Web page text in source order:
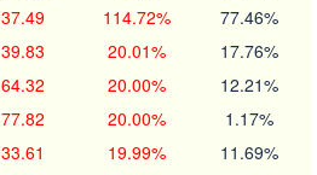
37.49 114.72% 77.46%
39.83 20.01% 17.76%
64.32 20.00% 12.21%
77.82 20.00% 1.17%
33.61 19.99% 11.69%